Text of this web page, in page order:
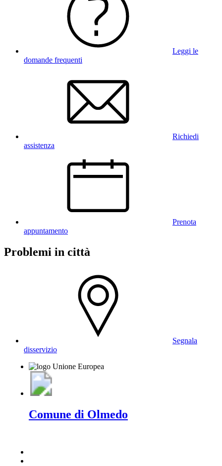
Leggi le
domande frequenti
Richiedi
assistenza
Prenota
appuntamento
Problemi in città
Segnala
disservizio
Comune di Olmedo